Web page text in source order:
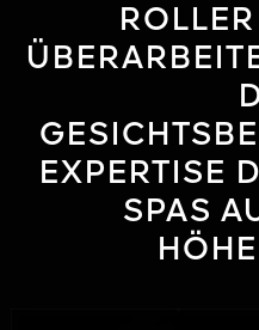
EXPERTISE
SPAS